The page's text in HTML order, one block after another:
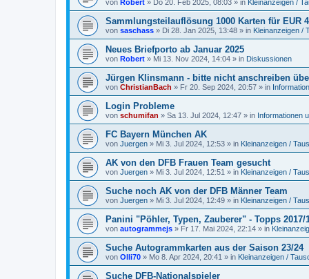
von Robert » Do 20. Feb 2025, 08:03 » in Kleinanzeigen /
Sammlungsteilauflösung 1000 Karten für EUR
von saschass » Di 28. Jan 2025, 13:48 » in Kleinanzeigen /
Neues Briefporto ab Januar 2025
von Robert » Mi 13. Nov 2024, 14:04 » in Diskussionen
Jürgen Klinsmann - bitte nicht anschreiben
von ChristianBach » Fr 20. Sep 2024, 20:57 » in
Login Probleme
von schumifan » Sa 13. Jul 2024, 12:47 » in Informationen
FC Bayern München AK
von Juergen » Mi 3. Jul 2024, 12:53 » in Kleinanzeigen /
AK von den DFB Frauen Team gesucht
von Juergen » Mi 3. Jul 2024, 12:51 » in Kleinanzeigen /
Suche noch AK von der DFB Männer Team
von Juergen » Mi 3. Jul 2024, 12:49 » in Kleinanzeigen /
Panini "Pöhler, Typen, Zauberer" - Topps 2017/
von autogrammejs » Fr 17. Mai 2024, 22:14 » in
Suche Autogrammkarten aus der Saison 23/24
von Olli70 » Mo 8. Apr 2024, 20:41 » in Kleinanzeigen /
Suche DFB-Nationalspieler